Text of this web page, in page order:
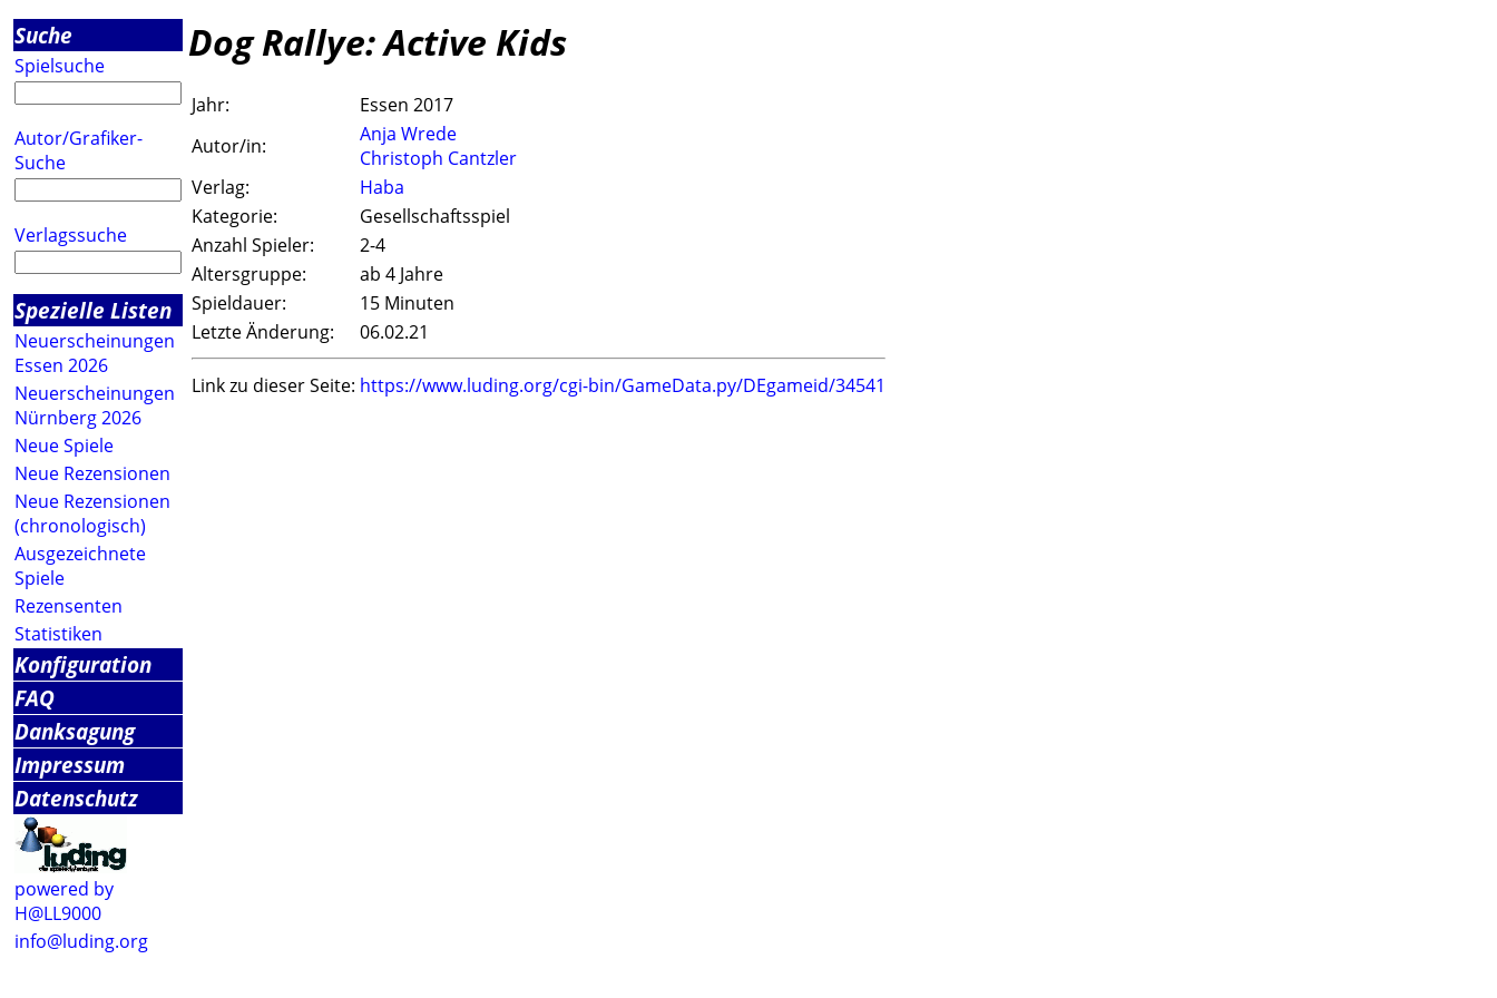
Suche
Spielsuche
Autor/Grafiker-
Suche
Verlagssuche
Spezielle Listen
Neuerscheinungen
Essen 2026
Neuerscheinungen
Nürnberg 2026
Neue Spiele
Neue Rezensionen
Neue Rezensionen
(chronologisch)
Ausgezeichnete
Spiele
Rezensenten
Statistiken
Konfiguration
FAQ
Danksagung
Impressum
Datenschutz
powered by
H@LL9000
info@luding.org
Dog Rallye: Active Kids
Jahr:
Essen 2017
Autor/in:
Anja Wrede
Christoph Cantzler
Verlag:
Haba
Kategorie:
Gesellschaftsspiel
Anzahl Spieler:
2-4
Altersgruppe:
ab 4 Jahre
Spieldauer:
15 Minuten
Letzte Änderung:
06.02.21
Link zu dieser Seite: https://www.luding.org/cgi-bin/GameData.py/DEgameid/34541